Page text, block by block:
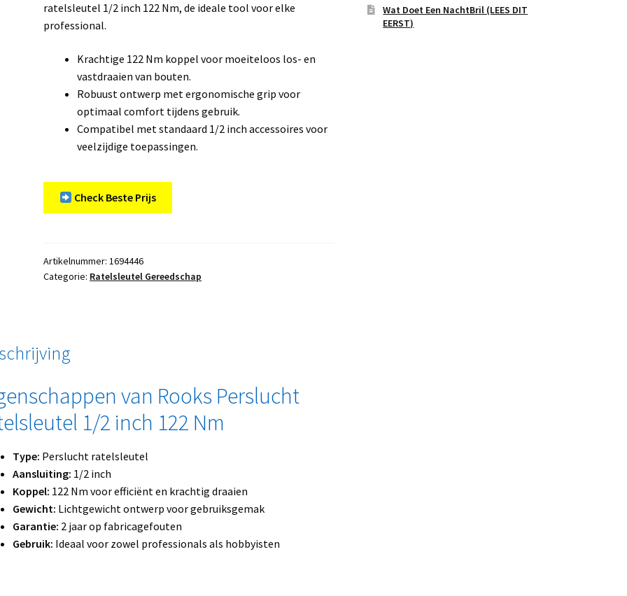
ratelsleutel 1/2 inch 122 Nm, de ideale tool voor elke
professional.
Krachtige 122 Nm koppel voor moeiteloos los- en
vastdraaien van bouten.
Robuust ontwerp met ergonomische grip voor
optimaal comfort tijdens gebruik.
Compatibel met standaard 1/2 inch accessoires voor
veelzijdige toepassingen.
Check Beste Prijs
Artikelnummer:1694446
Categorie: Ratelsleutel Gereedschap
van Rooks Perslucht
1/2 inch 122 Nm
Type: Perslucht ratelsleutel
Aansluiting: 1/2 inch
Koppel: 122 Nm voor efficiënt en krachtig draaien
Gewicht: Lichtgewicht ontwerp voor gebruiksgemak
Garantie: 2 jaar op fabricagefouten
Gebruik: Ideaal voor zowel professionals als hobbyisten
Wat Doet Een NachtBril (LEES DIT
EERST)